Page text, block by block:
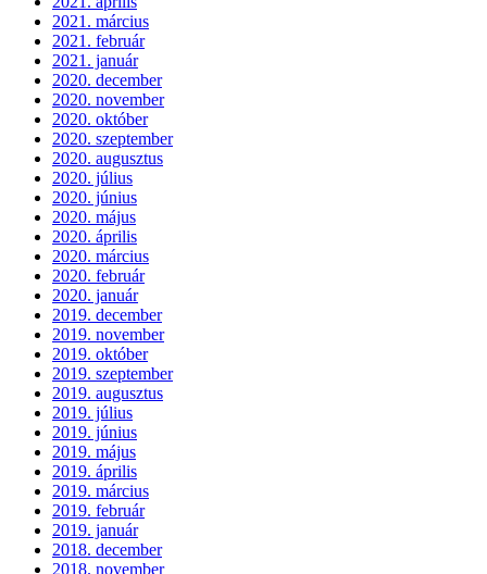
2021. március
2021. február
2021. január
2020. december
2020. november
2020. október
2020. szeptember
2020. augusztus
2020. július
2020. június
2020. május
2020. április
2020. március
2020. február
2020. január
2019. december
2019. november
2019. október
2019. szeptember
2019. augusztus
2019. július
2019. június
2019. május
2019. április
2019. március
2019. február
2019. január
2018. december
2018. november